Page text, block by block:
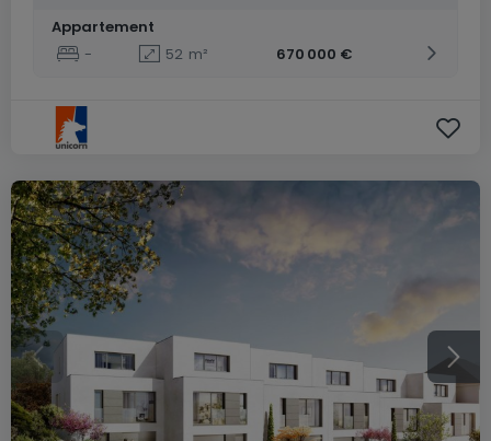
Appartement
-
52 m² 670 000 €